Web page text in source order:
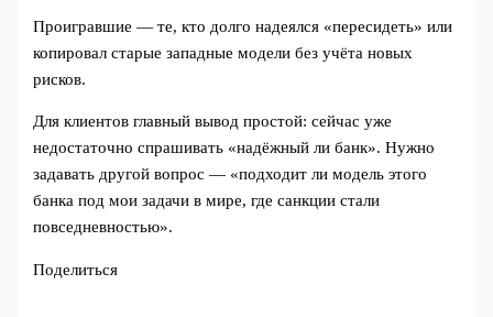
Проигравшие — те, кто долго надеялся «пересидеть» или
копировал старые западные модели без учёта новых
рисков.
Для клиентов главный вывод простой: сейчас уже
недостаточно спрашивать «надёжный ли банк». Нужно
задавать другой вопрос — «подходит ли модель этого
банка под мои задачи в мире, где санкции стали
повседневностью».
Поделиться